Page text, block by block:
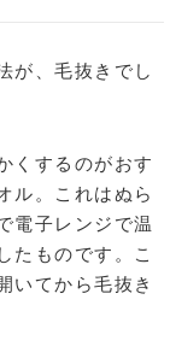
が、毛抜きでし
くするのがおす
ル。これはぬら
電子レンジで温
たものです。こ
いてから毛抜き